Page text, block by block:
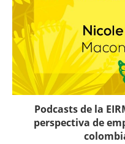
Podcasts de la
perspectiva de